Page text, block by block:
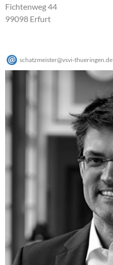
Fichtenweg 44
99098 Erfurt
schatzmeister@vsvi-thueringen.de